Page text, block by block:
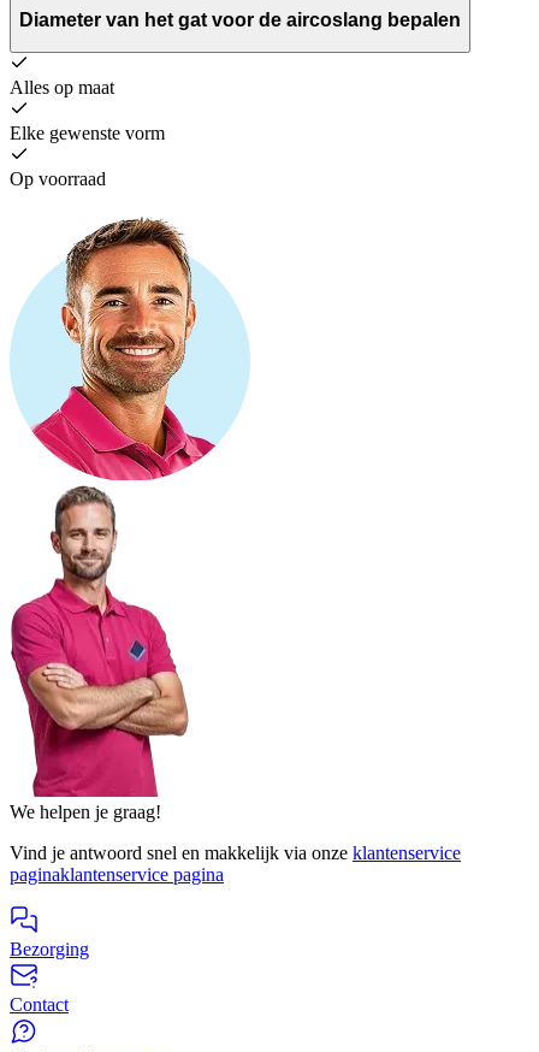
Diameter van het gat voor de aircoslang bepalen
Alles op maat
Elke gewenste vorm
Op voorraad
We helpen je graag!
Vind je antwoord snel en makkelijk via onze klantenservice
paginaklantenservice pagina
Bezorging
Contact